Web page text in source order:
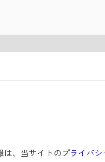
は、当サイトのプライバ